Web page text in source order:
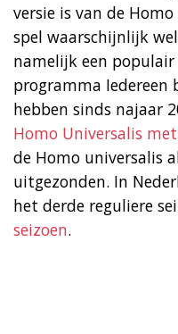
versie is van de
spel waarschijnlijk
namelijk een
programma Iedereen
hebben sinds najaar
Homo Universalis
de Homo universalis
uitgezonden. In
het derde reguliere
seizoen.